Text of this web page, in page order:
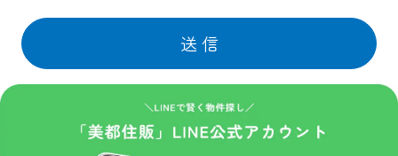
当社はお客様からのお申し出により物件資料の送付、会員情報
誌や商品の発送などの為に他の会社に業務の一部を委託する場
合があります。 この場合はサービスの提供に必要な情報のみ
を開示いたしております。